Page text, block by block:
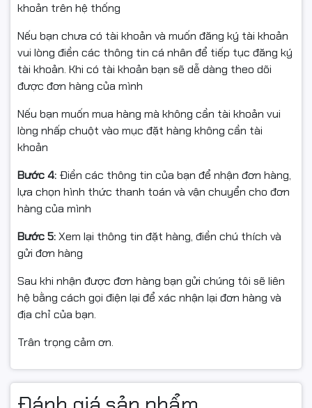
Giao diện thân thiện, dễ tìm kiếm
Nhiều ứng dụng, phần mềm và game hấp dẫn
Cập nhật nhanh chóng và an toàn
Giúp người dùng dễ dàng mở rộng khả năng làm việc và
giải trí.
💬 Microsoft Teams – Kết
Nối Mọi Lúc, Mọi Nơi
Windows 11 Home tích hợp
màn hình nền:
Chat, gọi thoại, gọi video chỉ với
Kết nối dễ dàng với bạn bè, đồng nghiệp, người thân
Hỗ trợ đa nền tảng:
Phù hợp cho:
✔ Làm việc từ xa
✔ Giao tiếp gia đình
khoản trên hệ thống
Nếu bạn chưa có tài khoản và muốn đăng ký tài khoản
vui lòng điền các thông tin cá nhân để tiếp tục đăng ký
tài khoản. Khi có tài khoản bạn sẽ dễ dàng theo dõi
được đơn hàng của mình
Nếu bạn muốn mua hàng mà không cần tài khoản vui
lòng nhấp chuột vào mục đặt hàng không cần tài
khoản
Bước 4: Điền các thông tin của bạn để nhận đơn hàng,
lựa chọn hình thức thanh toán và vận chuyển cho đơn
hàng của mình
Bước 5:Xem lại thông tin đặt hàng, điền chú thích và
gửi đơn hàng
Sau khi nhận được đơn hàng bạn gửi chúng tôi sẽ liên
hệ bằng cách gọi điện lại để xác nhận lại đơn hàng và
địa chỉ của bạn.
Trân trọng cảm ơn.
1pk DSP KW9-00632
Hình thức cấp phép Hộp chứa key
Số lượng thiết bị cài đặt
Thời hạn bản quyền Vĩnh viễn
Ngôn ngữ
Dùng cho khách hàng Cá nhân/ Doanh nghiệp
Phạm vi sử dụng
Mô tả khác